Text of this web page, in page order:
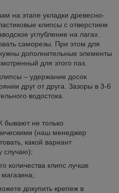
на этапе укладки древесно-
клипсы с отверстием
углубление на лагах.
саморезы. При этом для
дополнительные элементы
для этого паз.
– удержание досок
друг от друга. Зазоры в 3-6
водостока.
не только
(наш менеджер
какой вариант
случаю);
количества клипс лучше
докупить крепеж в